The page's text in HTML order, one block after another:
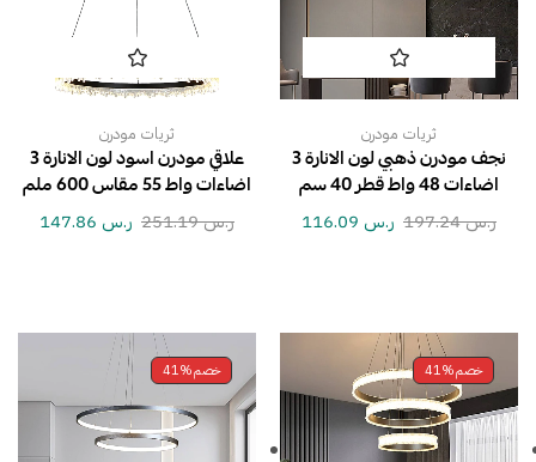
ثريات مودرن
نجف مودرن ذهبي لون الانارة 3
اضاءات 48 واط قطر 40 سم
ر.س197.24 ر.س
ثريات مودرن
علاقي مودرن اسود لون الانارة 3
اضاءات واط 55 مقاس 600 ملم
ر.س251.19 ر.س
خصم41% خصم41%